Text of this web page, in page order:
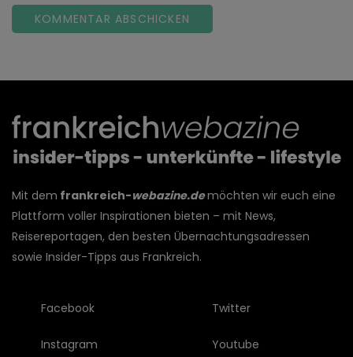
Mit dem frankreich-webazine.demöchten wir euch eine
Plattform voller Inspirationen bieten – mit News,
Reisereportagen, den besten Übernachtungsadressen
sowie Insider-Tipps aus Frankreich.
Facebook
Instagram
Twitter
Youtube